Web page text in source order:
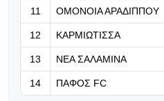
11 ΟΜΟΝΟΙΑ ΑΡΑΔΙΠΠΟΥ
12 ΚΑΡΜΙΩΤΙΣΣΑ
13 ΝΕΑ ΣΑΛΑΜΙΝΑ
14 ΠΑΦΟΣ FC